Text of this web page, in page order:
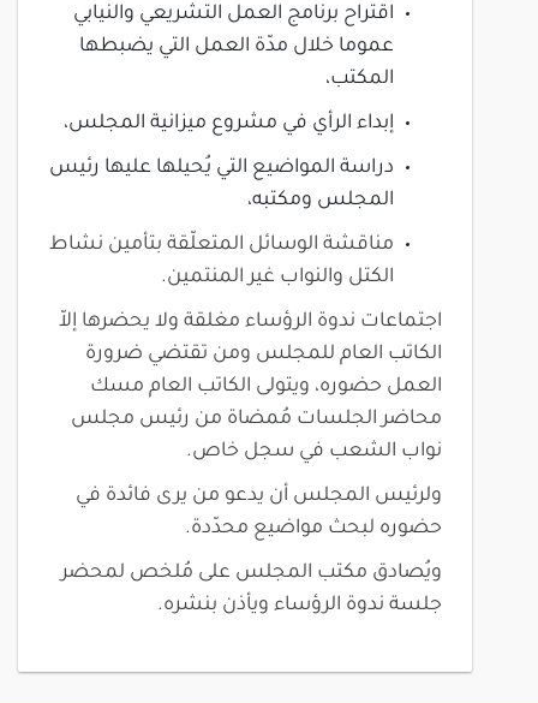
اقتراح برنامج العمل التشريعي والنيابي
عموما خلال مدّة العمل التي يضبطها
المكتب،
إبداء الرأي في مشروع ميزانية المجلس،
دراسة المواضيع التي يُحيلها عليها رئيس
المجلس ومكتبه،
مناقشة الوسائل المتعلّقة بتأمين نشاط
الكتل والنواب غير المنتمين.
اجتماعات ندوة الرؤساء مغلقة ولا يحضرها إلاّ
الكاتب العام للمجلس ومن تقتضي ضرورة
العمل حضوره، ويتولى الكاتب العام مسك
محاضر الجلسات مُمضاة من رئيس مجلس
نواب الشعب في سجل خاص.
ولرئيس المجلس أن يدعو من يرى فائدة في
حضوره لبحث مواضيع محدّدة.
ويُصادق مكتب المجلس على مُلخص لمحضر
جلسة ندوة الرؤساء ويأذن بنشره.